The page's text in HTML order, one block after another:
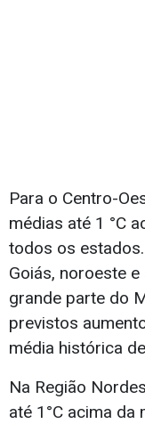
Para o Centro-
médias até 1 °C
todos os
Goiás, noroeste
grande parte do
previstos
média histórica
Na Região
até 1°C acima